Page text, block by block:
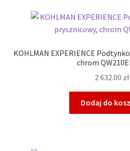
KOHLMAN EXPERIENCE
chrom
2 632.00 zł
Dodaj do